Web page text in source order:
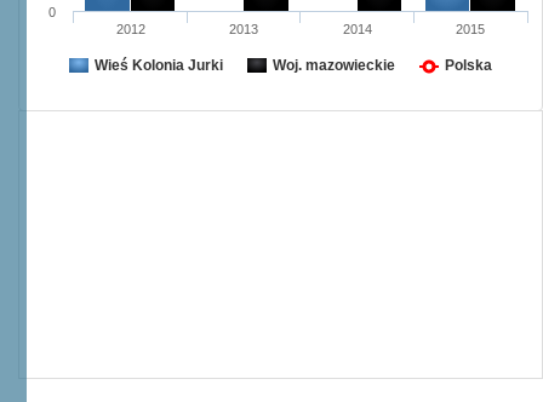
2012 2013 2014 2015
0
Wieś Kolonia Jurki Woj. mazowieckie Polska